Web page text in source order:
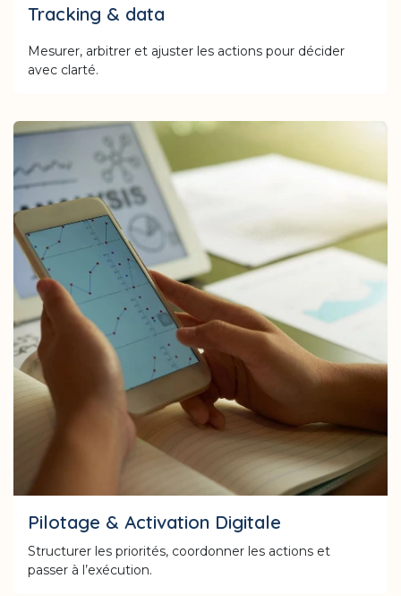
Tracking & data
Mesurer, arbitrer et ajuster les actions pour décider
avec clarté.
Pilotage & Activation Digitale
Structurer les priorités, coordonner les actions et
passer à l’exécution.